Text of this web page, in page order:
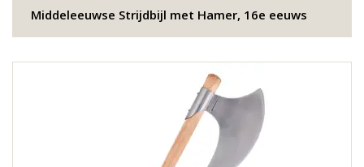
Middeleeuwse Strijdbijl met Hamer, 16e eeuws